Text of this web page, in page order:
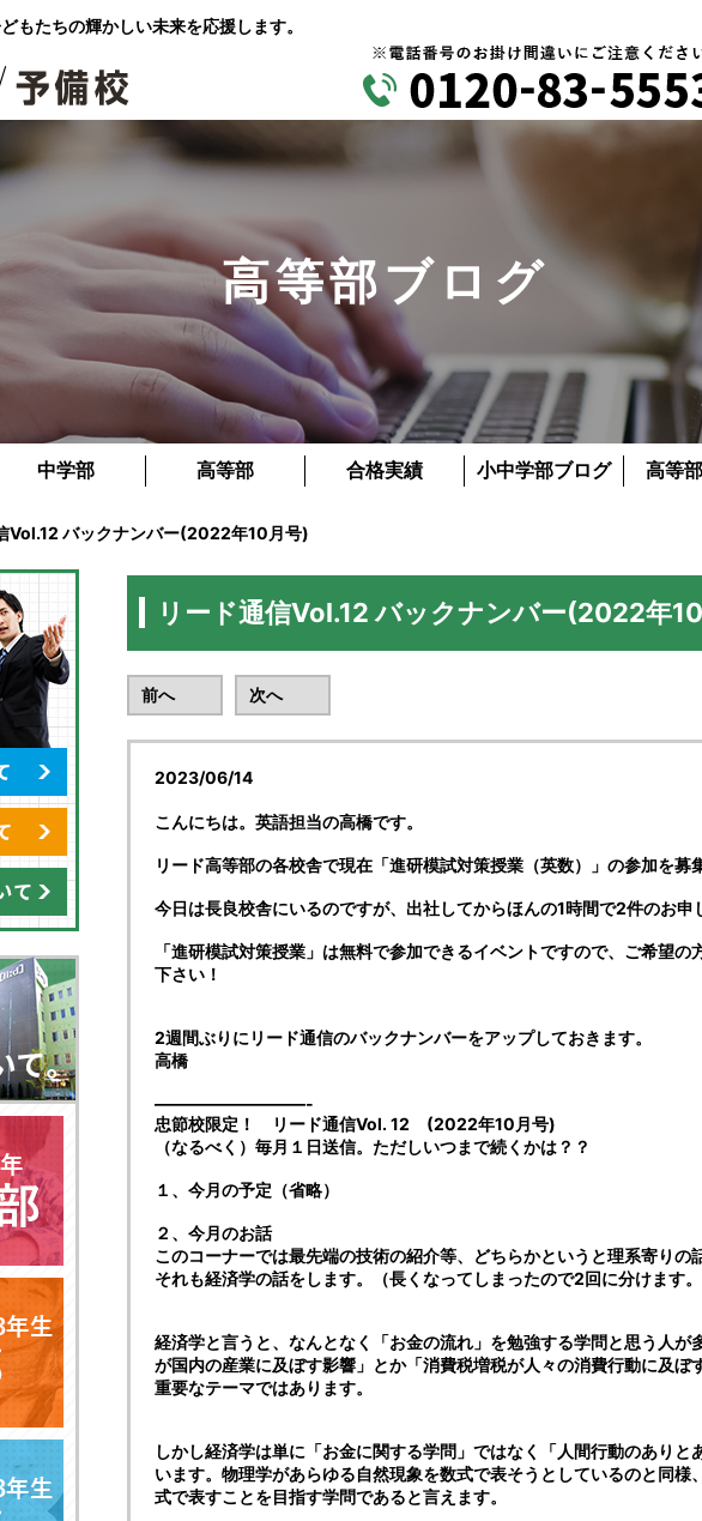
もたちの輝かしい未来を応援します。
高等部ブログ
中学部 高等部 合格実績 小中学部ブログ 高等
Vol.12 バックナンバー(2022年10月号)
リード通信Vol.12 バックナンバー(2022年
前へ 次へ
2023/06/14
こんにちは。英語担当の高橋です。
リード高等部の各校舎で現在「進研模試対策授業（英数）」の参加を募
今日は長良校舎にいるのですが、出社してからほんの1時間で2件のお申
「進研模試対策授業」は無料で参加できるイベントですので、ご希望
下さい！
2週間ぶりにリード通信のバックナンバーをアップしておきます。
高橋
—————————-
忠節校限定！ リード通信Vol. 12 (2022年10月号)
（なるべく）毎月１日送信。ただしいつまで続くかは？？
１、今月の予定（省略）
２、今月のお話
このコーナーでは最先端の技術の紹介等、どちらかというと理系寄りの
それも経済学の話をします。（長くなってしまったので2回に分けます。
経済学と言うと、なんとなく「お金の流れ」を勉強する学問と思う人が
が国内の産業に及ぼす影響」とか「消費税増税が人々の消費行動に及ぼ
重要なテーマではあります。
しかし経済学は単に「お金に関する学問」ではなく「人間行動のありと
います。物理学があらゆる自然現象を数式で表そうとしているのと同様
式で表すことを目指す学問であると言えます。